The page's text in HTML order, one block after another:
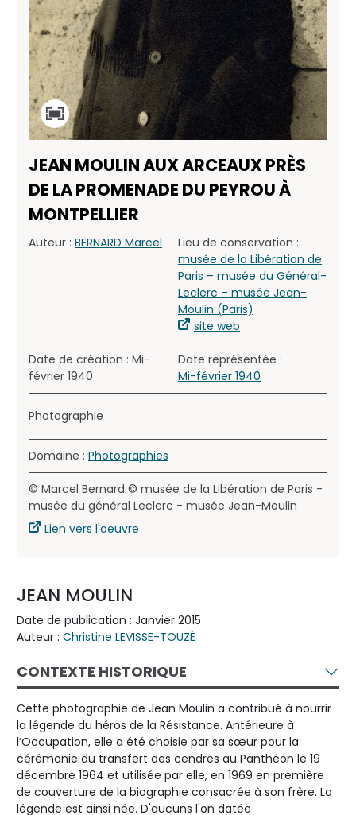
JEAN MOULIN AUX ARCEAUX PRÈS
DE LA PROMENADE DU PEYROU À
MONTPELLIER
Auteur : BERNARD Marcel
Lieu de conservation :
musée de la Libération de
Paris – musée du Général-
Leclerc – musée Jean-
Moulin (Paris)
site web
Date de création : Mi-
février 1940
Date représentée :
Mi-février 1940
Photographie
Domaine : Photographies
© Marcel Bernard © musée de la Libération de Paris -
musée du général Leclerc - musée Jean-Moulin
Lien vers l'oeuvre
JEAN MOULIN
Date de publication : Janvier 2015
Auteur : Christine LEVISSE-TOUZÉ
CONTEXTE HISTORIQUE
Cette photographie de Jean Moulin a contribué à nourrir
la légende du héros de la Résistance. Antérieure à
l’Occupation, elle a été choisie par sa sœur pour la
cérémonie du transfert des cendres au Panthéon le 19
décembre 1964 et utilisée par elle, en 1969 en première
de couverture de la biographie consacrée à son frère. La
légende est ainsi née. D'aucuns l'on datée